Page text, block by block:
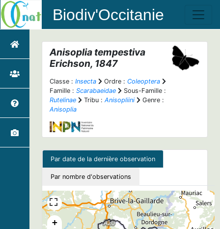
Biodiv'Occitanie
Anisoplia tempestiva
Erichson, 1847
Classe : Insecta Ordre : Coleoptera
Famille : Scarabaeidae
Sous-Famille :
Rutelinae
Tribu : Anisopliini
Genre :
Anisoplia
Par date de la dernière observation
Par nombre d'observations
+